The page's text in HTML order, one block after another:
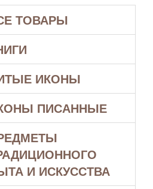
ТОВАРЫ
ИКОНЫ
ПИСАННЫЕ
И ИСКУССТВА